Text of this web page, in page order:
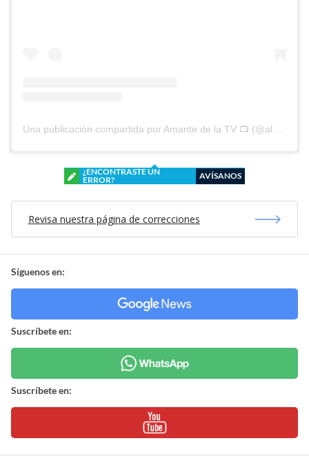
Una publicación compartida por Amante de la TV 📺 (@alguien_te_observa)
¿ENCONTRASTE UN
ERROR?
AVÍSANOS
Revisa nuestra página de correcciones
Síguenos en:
Suscríbete en:
Suscríbete en: